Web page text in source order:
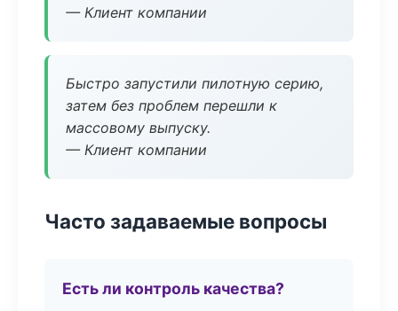
— Клиент компании
Быстро запустили пилотную серию,
затем без проблем перешли к
массовому выпуску.
— Клиент компании
Часто задаваемые вопросы
Есть ли контроль качества?